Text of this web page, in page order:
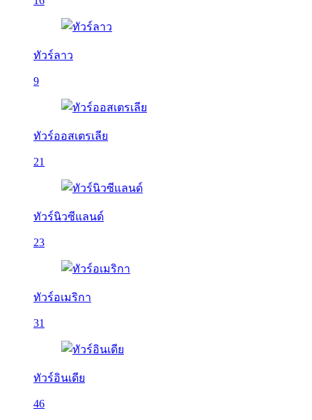
ทัวร์ลาว
9
ทัวร์ออสเตรเลีย
21
ทัวร์นิวซีแลนด์
23
ทัวร์อเมริกา
31
ทัวร์อินเดีย
46